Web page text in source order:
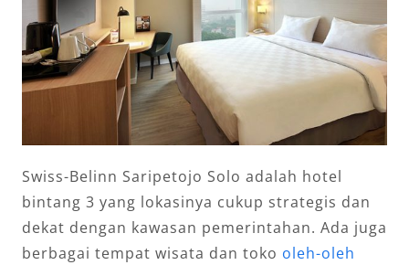
Swiss-Belinn Saripetojo Solo adalah hotel
bintang 3 yang lokasinya cukup strategis dan
dekat dengan kawasan pemerintahan. Ada juga
berbagai tempat wisata dan toko oleh-oleh